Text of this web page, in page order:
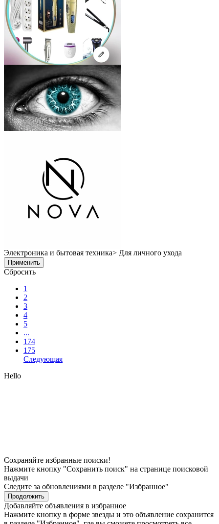
Электроника и бытовая техника> Для личного ухода
Применить
Сбросить
1
2
3
4
5
...
174
175
Следующая
Hello
Сохраняйте избранные поиски!
Нажмите кнопку "Сохранить поиск" на странице поисковой
выдачи
Следите за обновлениями в разделе "Избранное"
Продолжить
Добавляйте объявления в избранное
Нажмите кнопку в форме звезды и это объявление сохранится